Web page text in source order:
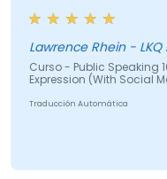
Lawrence Rhein - LKQ
Curso - Public Speaking
Expression (With Social
Traducción Automática